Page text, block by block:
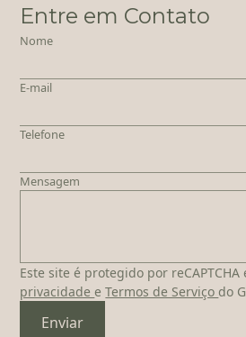
Entre em Contato
Nome
E-mail
Telefone
Mensagem
Este site é protegido por reCAPTCHA
privacidade eTermos de Serviço do
Enviar